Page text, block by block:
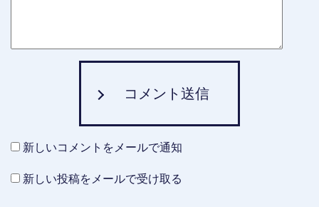
コメント送信
新しいコメントをメールで通知
新しい投稿をメールで受け取る